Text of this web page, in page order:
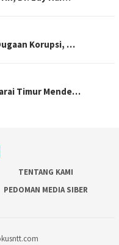
Korupsi, …
Timur Mende…
TENTANG KAMI
PEDOMAN MEDIA SIBER